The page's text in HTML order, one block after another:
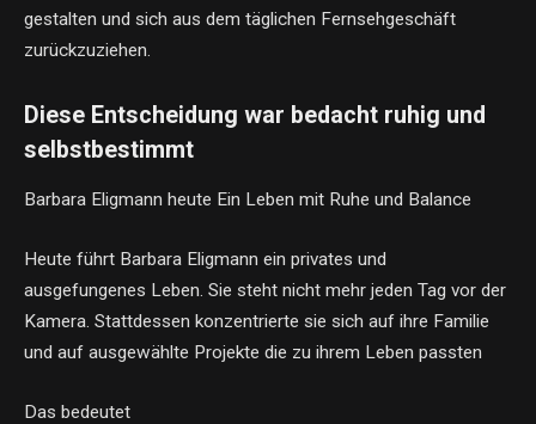
gestalten und sich aus dem täglichen Fernsehgeschäft
zurückzuziehen.
Diese Entscheidung war bedacht ruhig und
selbstbestimmt
Barbara Eligmann heute Ein Leben mit Ruhe und Balance
Heute führt Barbara Eligmann ein privates und
ausgefungenes Leben. Sie steht nicht mehr jeden Tag vor der
Kamera. Stattdessen konzentrierte sie sich auf ihre Familie
und auf ausgewählte Projekte die zu ihrem Leben passten
Das bedeutet